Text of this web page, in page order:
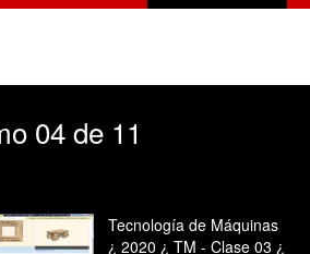
04 de 11
Tecnología de Máquinas
¿ 2020 ¿ TM - Clase 03 ¿